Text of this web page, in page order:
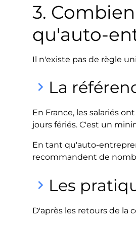
3.
qu'auto-
Il n'existe pas de règle
keyboard_arrow_right La
En France, les salariés
jours fériés. C'est un
En tant qu'auto-
recommandent de
keyboard_arrow_right Les
D'après les retours de la